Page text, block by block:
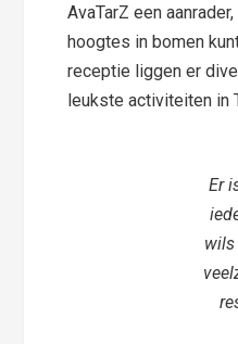
AvaTarZ een
hoogtes in bomen
receptie liggen er
leukste activiteiten in
Er